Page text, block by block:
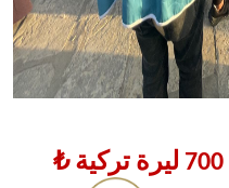
700 ليرة تركية ₺